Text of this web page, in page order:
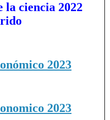
la ciencia 2022
2023
2023